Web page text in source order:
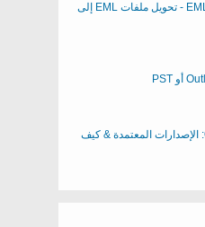
EML to Thunderbird Converter - تحويل ملفات EML إلى
استخدام Emojis في Outlook: الإصدارات المعتمدة & كيف